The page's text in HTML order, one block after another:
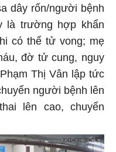
dây rốn/người bệnh
là trường hợp khẩn
có thể tử vong; mẹ
đờ tử cung, nguy
Thị Vân lập tức
người bệnh lên
lên cao, chuyển